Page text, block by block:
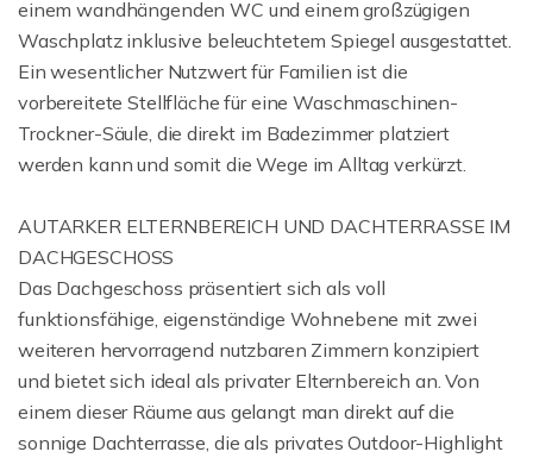
einem wandhängenden WC und einem großzügigen
Waschplatz inklusive beleuchtetem Spiegel ausgestattet.
Ein wesentlicher Nutzwert für Familien ist die
vorbereitete Stellfläche für eine Waschmaschinen-
Trockner-Säule, die direkt im Badezimmer platziert
werden kann und somit die Wege im Alltag verkürzt.
AUTARKER ELTERNBEREICH UND DACHTERRASSE IM
DACHGESCHOSS
Das Dachgeschoss präsentiert sich als voll
funktionsfähige, eigenständige Wohnebene mit zwei
weiteren hervorragend nutzbaren Zimmern konzipiert
und bietet sich ideal als privater Elternbereich an. Von
einem dieser Räume aus gelangt man direkt auf die
sonnige Dachterrasse, die als privates Outdoor-Highlight